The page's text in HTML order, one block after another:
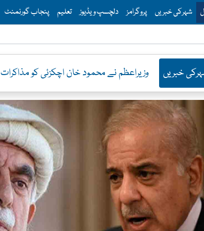
This is the main menu for Lahore News
شہرکی خبریں پروگرامز دلچسپ ویڈیوز تعلیم پنجاب گورنمنٹ
وزیراعظم نے محمود خان اچکزئی کو مذاکرات کی دعوت دیدی